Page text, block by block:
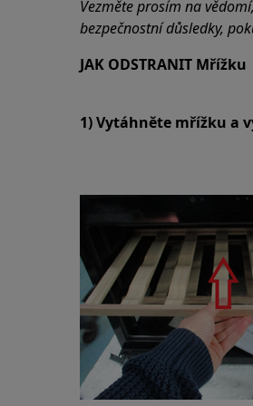
Vezměte prosím na
bezpečnostní důsledky,
JAK ODSTRANIT Mřížku
1) Vytáhněte mřížku a